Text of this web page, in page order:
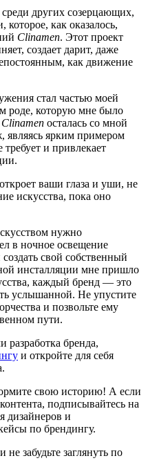
других созерцающих,
как оказалось,
Clinamen. Этот проект
создает дарит, даже
как движение
стал частью моей
роде, которую мне было
Clinamen осталась со мной
являясь ярким примером
требует и привлекает
ваши глаза и уши, не
искусства, пока оно
нужно
в ночное освещение
свой собственный
инсталляции мне пришло
каждый бренд — это
услышанной. Не упустите
и позвольте ему
пути.
разработка бренда,
и откройте для себя
свою историю! А если
подписывайтесь на
дизайнеров и
по брендингу.
забудьте заглянуть по